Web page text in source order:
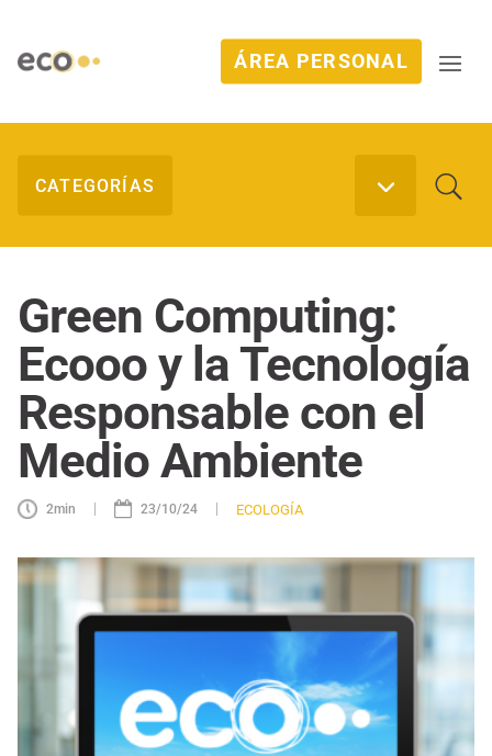
ÁREA PERSONAL
Green Computing:
Ecooo y la Tecnología
Responsable con el
Medio Ambiente
2min | 23/10/24 | ECOLOGÍA